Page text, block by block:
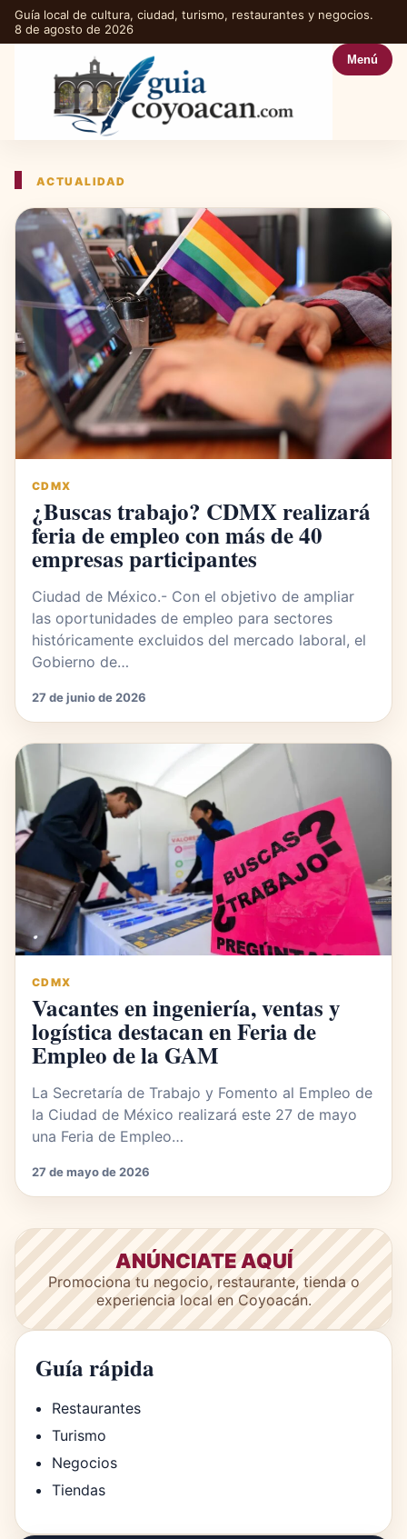
Guía local de cultura, ciudad, turismo, restaurantes y negocios.
8 de agosto de 2026
Menú
ACTUALIDAD
CDMX
¿Buscas trabajo? CDMX realizará
feria de empleo con más de 40
empresas participantes
Ciudad de México.- Con el objetivo de ampliar
las oportunidades de empleo para sectores
históricamente excluidos del mercado laboral, el
Gobierno de…
27 de junio de 2026
CDMX
Vacantes en ingeniería, ventas y
logística destacan en Feria de
Empleo de la GAM
La Secretaría de Trabajo y Fomento al Empleo de
la Ciudad de México realizará este 27 de mayo
una Feria de Empleo…
27 de mayo de 2026
ANÚNCIATE AQUÍ
Promociona tu negocio, restaurante, tienda o
experiencia local en Coyoacán.
Guía rápida
Restaurantes
Turismo
Negocios
Tiendas